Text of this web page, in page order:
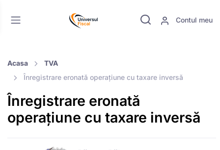
Contul meu
Acasa
TVA
Înregistrare eronată operațiune cu taxare inversă
Înregistrare eronată
operațiune cu taxare inversă